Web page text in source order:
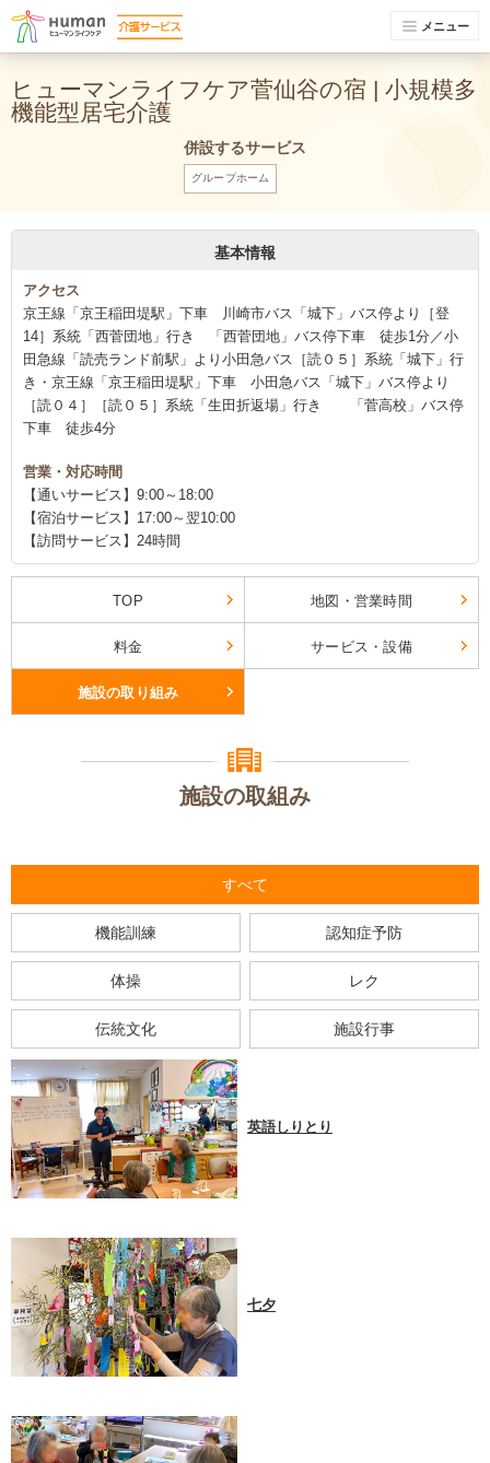
メニュー
ヒューマンライフケア菅仙谷の宿 | 小規模多
機能型居宅介護
併設するサービス
グループホーム
基本情報
アクセス
京王線「京王稲田堤駅」下車 川崎市バス「城下」バス停より［登
14］系統「西菅団地」行き 「西菅団地」バス停下車 徒歩1分／小
田急線「読売ランド前駅」より小田急バス［読０５］系統「城下」行
き・京王線「京王稲田堤駅」下車 小田急バス「城下」バス停より
［読０４］［読０５］系統「生田折返場」行き 「菅高校」バス停
下車 徒歩4分
営業・対応時間
【通いサービス】9:00～18:00
【宿泊サービス】17:00～翌10:00
【訪問サービス】24時間
TOP 地図・営業時間
料金 サービス・設備
施設の取り組み
施設の取組み
すべて
機能訓練 認知症予防
体操 レク
伝統文化 施設行事
英語しりとり
七夕